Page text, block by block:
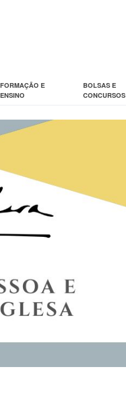
FORMAÇÃO E
ENSINO
BOLSAS E
CONCURSOS